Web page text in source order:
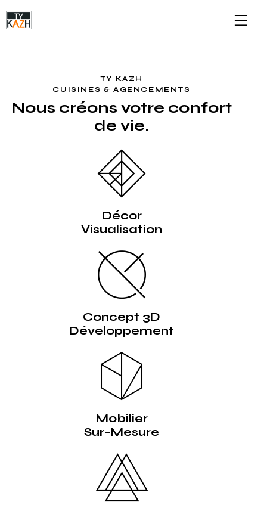
TY KAZH
CUISINES & AGENCEMENTS
Nous créons votre confort
de vie.
Décor
Visualisation
Concept 3D
Développement
Mobilier
Sur-Mesure